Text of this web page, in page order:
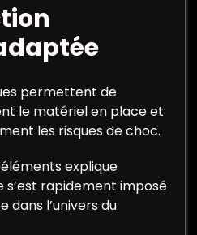
permettent de
le matériel en place et
les risques de choc.
explique
s’est rapidement imposé
l’univers du